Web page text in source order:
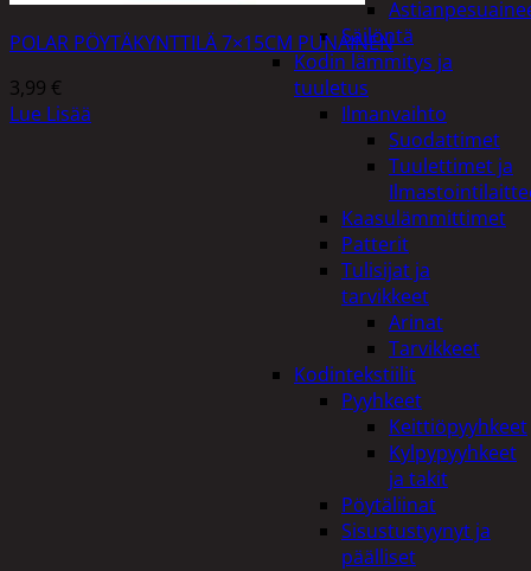
Säilöntä
Kodin lämmitys ja
tuuletus
Ilmanvaihto
Suodattimet
Tuulettimet ja
Kaasulämmittimet
Patterit
Tulisijat ja
tarvikkeet
Arinat
Tarvikkeet
Kodintekstiilit
Pyyhkeet
Keittiöpyyhkeet
Kylpypyyhkeet
ja takit
Pöytäliinat
Sisustustyynyt ja
päälliset
POLAR PÖYTÄKYNTTILÄ 7×15CM PUNAINEN
3,99 €
Lue Lisää